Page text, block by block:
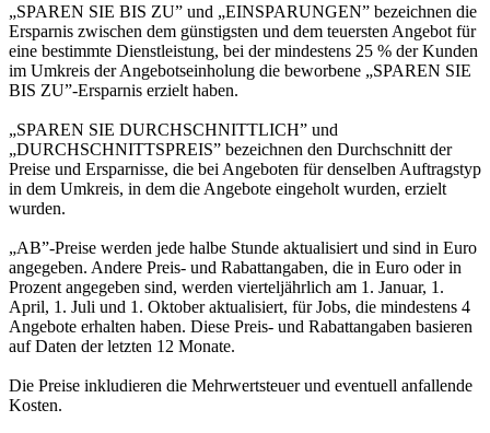
„SPAREN SIE BIS ZU” und „EINSPARUNGEN” bezeichnen die
Ersparnis zwischen dem günstigsten und dem teuersten Angebot für
eine bestimmte Dienstleistung, bei der mindestens 25 % der Kunden
im Umkreis der Angebotseinholung die beworbene „SPAREN SIE
BIS ZU”-Ersparnis erzielt haben.
„SPAREN SIE DURCHSCHNITTLICH” und
„DURCHSCHNITTSPREIS” bezeichnen den Durchschnitt der
Preise und Ersparnisse, die bei Angeboten für denselben Auftragstyp
in dem Umkreis, in dem die Angebote eingeholt wurden, erzielt
wurden.
„AB”-Preise werden jede halbe Stunde aktualisiert und sind in Euro
angegeben. Andere Preis- und Rabattangaben, die in Euro oder in
Prozent angegeben sind, werden vierteljährlich am 1. Januar, 1.
April, 1. Juli und 1. Oktober aktualisiert, für Jobs, die mindestens 4
Angebote erhalten haben. Diese Preis- und Rabattangaben basieren
auf Daten der letzten 12 Monate.
Die Preise inkludieren die Mehrwertsteuer und eventuell anfallende
Kosten.